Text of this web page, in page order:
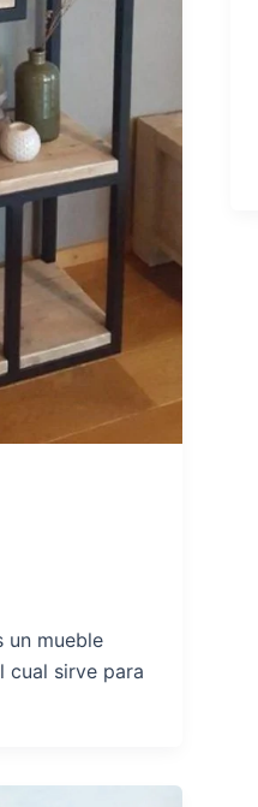
un mueble
cual sirve para